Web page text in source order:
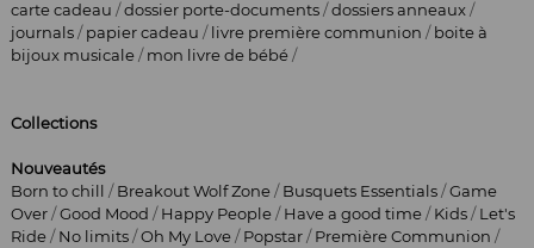
carte cadeau /dossier porte-documents/dossiers anneaux/
journals/papier cadeau /livre première communion /boite à
bijoux musicale/mon livre de bébé/
Collections
Nouveautés
Born to chill /Breakout Wolf Zone/Busquets Essentials/Game
Over/Good Mood /Happy People/Have a good time/Kids/Let's
Ride/No limits/Oh My Love/Popstar/Première Communion /